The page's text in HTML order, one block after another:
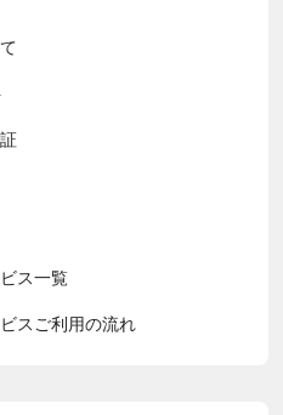
ス一覧
スご利用の流れ